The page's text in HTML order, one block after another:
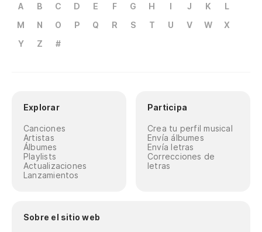
A B C D E F G H I J K
L
M
N O P Q R S T U V W
X
Y
Z #
Explorar
Canciones
Artistas
Álbumes
Playlists
Actualizaciones
Lanzamientos
Participa
Crea tu perfil musical
Envía álbumes
Envía letras
Correcciones de
letras
Sobre el sitio web